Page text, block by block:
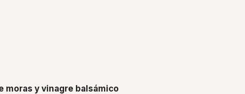
moras y vinagre balsámico